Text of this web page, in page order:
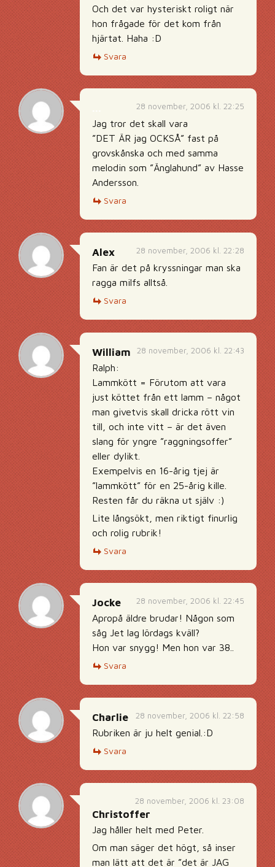
Och det var hysteriskt roligt när
hon frågade för det kom från
hjärtat. Haha :D
Svara
28 november, 2006 kl. 22:25
Jag tror det skall vara
”DET ÄR jag OCKSÅ” fast på
grovskånska och med samma
melodin som ”Änglahund” av Hasse
Andersson.
Svara
28 november, 2006 kl. 22:28
Alex
Fan är det på kryssningar man ska
ragga milfs alltså.
Svara
28 november, 2006 kl. 22:43
William
Ralph:
Lammkött = Förutom att vara
just köttet från ett lamm – något
man givetvis skall dricka rött vin
till, och inte vitt – är det även
slang för yngre ”raggningsoffer”
eller dylikt.
Exempelvis en 16-årig tjej är
”lammkött” för en 25-årig kille.
Resten får du räkna ut själv :)
Lite långsökt, men riktigt finurlig
och rolig rubrik!
Svara
28 november, 2006 kl. 22:45
Jocke
Apropå äldre brudar! Någon som
såg Jet lag lördags kväll?
Hon var snygg! Men hon var 38..
Svara
28 november, 2006 kl. 22:58
Charlie
Rubriken är ju helt genial.:D
Svara
28 november, 2006 kl. 23:08
Christoffer
Jag håller helt med Peter.
Om man säger det högt, så inser
man lätt att det är ”det är JAG